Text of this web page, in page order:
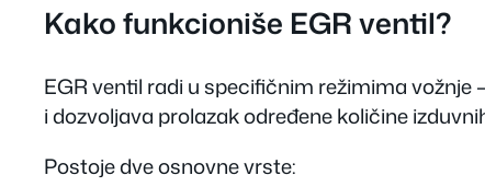
Kako funkcioniše EGR ventil?
EGR ventil radi u specifičnim režimima
i dozvoljava prolazak određene količine
Postoje dve osnovne vrste: